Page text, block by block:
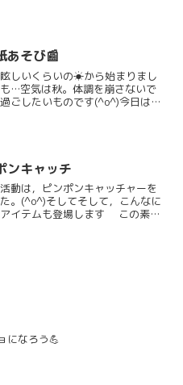
あそび📰
しいくらいの☀から始まりまし
…空気は秋。体調を崩さないで
ごしたいものです(^o^)今日はみ
ンキャッチ
動は，ピンポンキャッチャーを
。(^o^)そしてそして，こんなに
イテムも登場します この素敵
になろう💪